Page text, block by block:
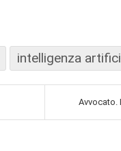
intelligenza
Avvocato.